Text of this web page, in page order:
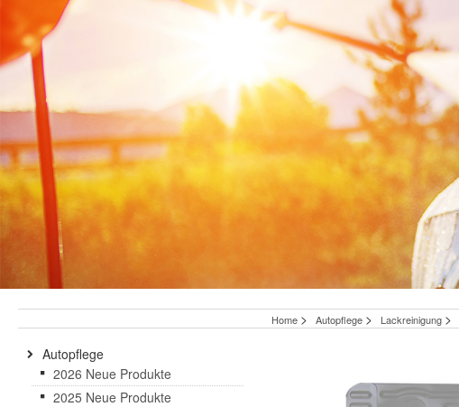
Home > Autopflege > Lackreinigung >
Autopflege
2026 Neue Produkte
2025 Neue Produkte